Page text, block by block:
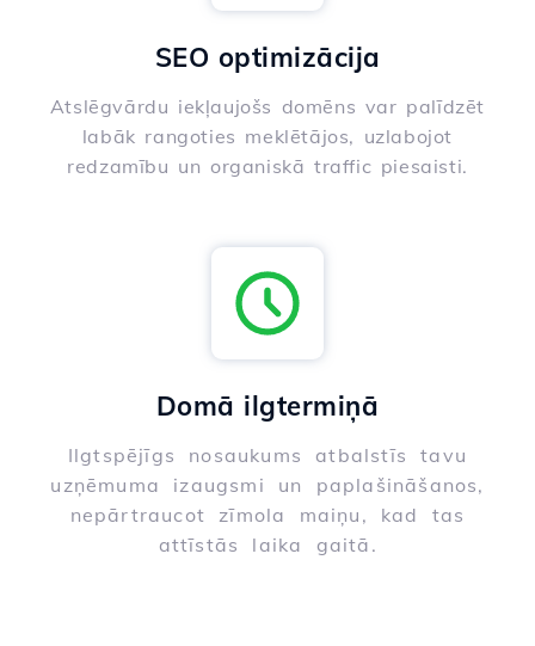
SEO optimizācija
Atslēgvārdu iekļaujošs domēns var palīdzēt
labāk rangoties meklētājos, uzlabojot
redzamību un organiskā traffic piesaisti.
Domā ilgtermiņā
Ilgtspējīgs nosaukums atbalstīs tavu
uzņēmuma izaugsmi un paplašināšanos,
nepārtraucot zīmola maiņu, kad tas
attīstās laika gaitā.